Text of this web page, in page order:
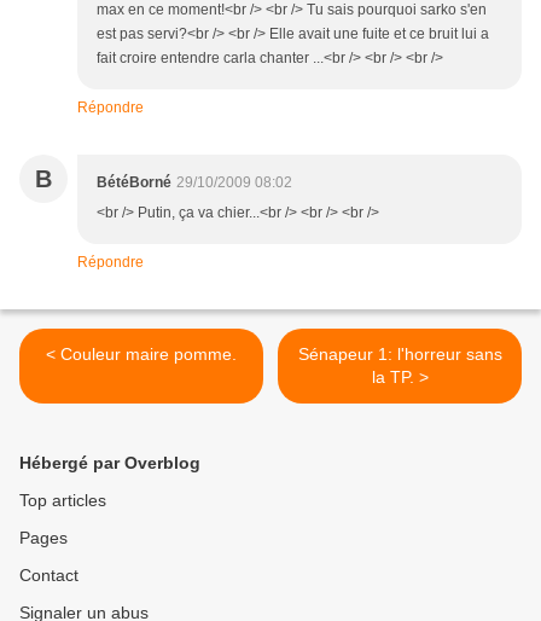
max en ce moment!<br /> <br /> Tu sais pourquoi sarko s'en
est pas servi?<br /> <br /> Elle avait une fuite et ce bruit lui a
fait croire entendre carla chanter ...<br /> <br /> <br />
Répondre
B BétéBorné 29/10/2009 08:02
<br /> Putin, ça va chier...<br /> <br /> <br />
Répondre
< Couleur maire pomme.
Sénapeur 1: l'horreur sans
la TP. >
Hébergé par Overblog
Top articles
Pages
Contact
Signaler un abus